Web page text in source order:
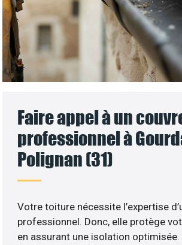
Faire appel à un
professionnel à
Polignan (31)
Votre toiture nécessite l’expertise
professionnel. Donc, elle protège
en assurant une isolation optimisée.